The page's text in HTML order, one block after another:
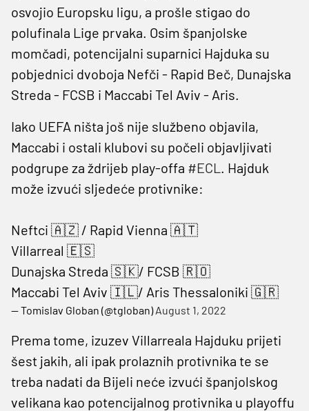
osvojio Europsku ligu, a prošle stigao do
polufinala Lige prvaka. Osim španjolske
momčadi, potencijalni suparnici Hajduka su
pobjednici dvoboja Nefči - Rapid Beč, Dunajska
Streda - FCSB i Maccabi Tel Aviv - Aris.
Iako UEFA ništa još nije službeno objavila,
Maccabi i ostali klubovi su počeli objavljivati
podgrupe za ždrijeb play-offa #ECL
. Hajduk
može izvući sljedeće protivnike:
Neftci 🇦🇿 / Rapid Vienna 🇦🇹
Villarreal 🇪🇸
Dunajska Streda 🇸🇰/ FCSB 🇷🇴
Maccabi Tel Aviv 🇮🇱/ Aris Thessaloniki 🇬🇷
— Tomislav Globan (@tgloban)August 1, 2022
Prema tome, izuzev Villarreala Hajduku prijeti
šest jakih, ali ipak prolaznih protivnika te se
treba nadati da Bijeli neće izvući španjolskog
velikana kao potencijalnog protivnika u playoffu